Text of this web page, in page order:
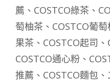
薦 、 COSTCO綠茶 、
萄柚茶 、 COSTCO葡
果茶 、 COSTCO起司 、
COSTCO通心粉 、
推薦 、 COSTCO麵包 、